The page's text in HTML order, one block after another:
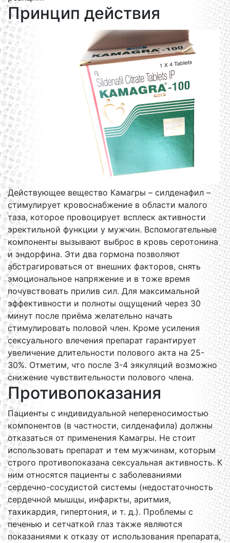
Принцип действия
Действующее вещество Камагры – силденафил –
стимулирует кровоснабжение в области малого
таза, которое провоцирует всплеск активности
эректильной функции у мужчин. Вспомогательные
компоненты вызывают выброс в кровь серотонина
и эндорфина. Эти два гормона позволяют
абстрагироваться от внешних факторов, снять
эмоциональное напряжение и в тоже время
почувствовать прилив сил. Для максимальной
эффективности и полноты ощущений через 30
минут после приёма желательно начать
стимулировать половой член. Кроме усиления
сексуального влечения препарат гарантирует
увеличение длительности полового акта на 25-
30%. Отметим, что после 3-4 эякуляций возможно
снижение чувствительности полового члена.
Противопоказания
Пациенты с индивидуальной непереносимостью
компонентов (в частности, силденафила) должны
отказаться от применения Камагры. Не стоит
использовать препарат и тем мужчинам, которым
строго противопоказана сексуальная активность. К
ним относятся пациенты с заболеваниями
сердечно-сосудистой системы (недостаточность
сердечной мышцы, инфаркты, аритмия,
тахикардия, гипертония, и т. д.). Проблемы с
печенью и сетчаткой глаз также являются
показаниями к отказу от использования препарата,